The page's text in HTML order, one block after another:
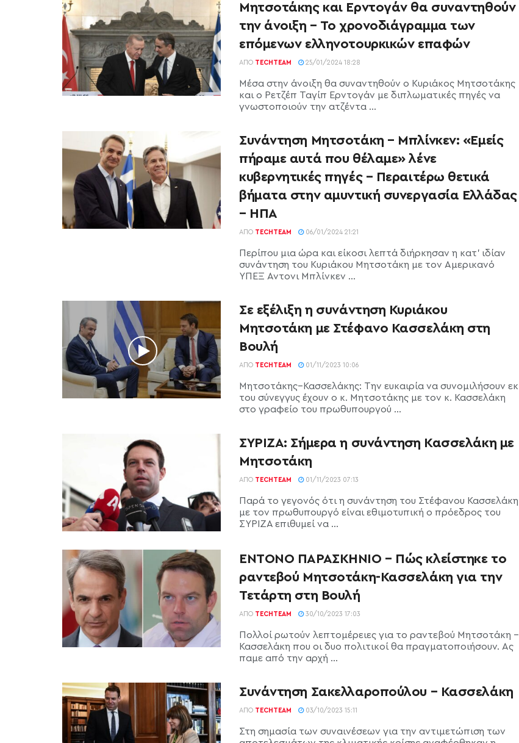
Μητσοτάκης και Ερντογάν θα συναντηθούν
την άνοιξη – Το χρονοδιάγραμμα των
επόμενων ελληνοτουρκικών επαφών
ΑΠΌ TECHTEAM 25/01/2024 18:28
Μέσα στην άνοιξη θα συναντηθούν ο Κυριάκος Μητσοτάκης
και ο Ρετζέπ Ταγίπ Ερντογάν με διπλωματικές πηγές να
γνωστοποιούν την ατζέντα ...
Συνάντηση Μητσοτάκη – Μπλίνκεν: «Εμείς
πήραμε αυτά που θέλαμε» λένε
κυβερνητικές πηγές – Περαιτέρω θετικά
βήματα στην αμυντική συνεργασία Ελλάδας
– ΗΠΑ
ΑΠΌ TECHTEAM 06/01/2024 21:21
Περίπου μια ώρα και είκοσι λεπτά διήρκησαν η κατ’ ιδίαν
συνάντηση του Κυριάκου Μητσοτάκη με τον Αμερικανό
ΥΠΕΞ Άντονι Μπλίνκεν ...
Σε εξέλιξη η συνάντηση Κυριάκου
Μητσοτάκη με Στέφανο Κασσελάκη στη
Βουλή
ΑΠΌ TECHTEAM 01/11/2023 10:06
Μητσοτάκης–Κασσελάκης: Την ευκαιρία να συνομιλήσουν εκ
του σύνεγγυς έχουν ο κ. Μητσοτάκης με τον κ. Κασσελάκη
στο γραφείο του πρωθυπουργού ...
ΣΥΡΙΖΑ: Σήμερα η συνάντηση Κασσελάκη με
Μητσοτάκη
ΑΠΌ TECHTEAM 01/11/2023 07:13
Παρά το γεγονός ότι η συνάντηση του Στέφανου Κασσελάκη
με τον πρωθυπουργό είναι εθιμοτυπική ο πρόεδρος του
ΣΥΡΙΖΑ επιθυμεί να ...
ΕΝΤΟΝΟ ΠΑΡΑΣΚΗΝΙΟ – Πώς κλείστηκε το
ραντεβού Μητσοτάκη-Κασσελάκη για την
Τετάρτη στη Βουλή
ΑΠΌ TECHTEAM 30/10/2023 17:03
Πολλοί ρωτούν λεπτομέρειες για το ραντεβού Μητσοτάκη -
Κασσελάκη που οι δυο πολιτικοί θα πραγματοποιήσουν. Ας
παμε από την αρχή ...
Συνάντηση Σακελλαροπούλου – Κασσελάκη
ΑΠΌ TECHTEAM 03/10/2023 15:11
Στη σημασία των συναινέσεων για την αντιμετώπιση των